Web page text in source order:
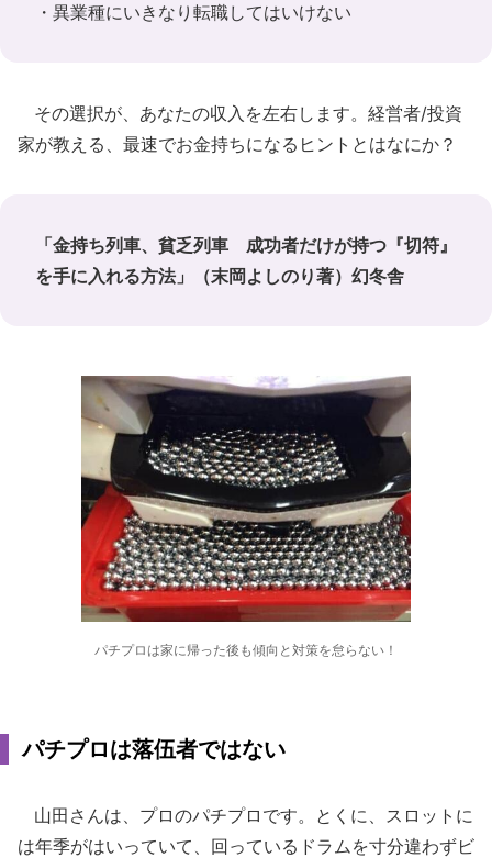
・異業種にいきなり転職してはいけない
その選択が、あなたの収入を左右します。経営者/投資
家が教える、最速でお金持ちになるヒントとはなにか？
「金持ち列車、貧乏列車 成功者だけが持つ『切符』
を手に入れる方法」（末岡よしのり著）幻冬舎
パチプロは家に帰った後も傾向と対策を怠らない！
パチプロは落伍者ではない
山田さんは、プロのパチプロです。とくに、スロットに
は年季がはいっていて、回っているドラムを寸分違わずビ